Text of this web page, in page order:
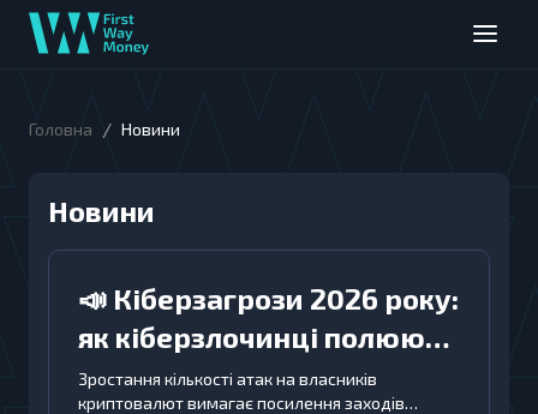
Головна / Новини
Новини
📣 Кіберзагрози 2026 року:
як кіберзлочинці полюють
на криптовалюти
Зростання кількості атак на власників
криптовалют вимагає посилення заходів